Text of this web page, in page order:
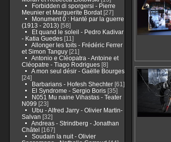
Forbidden di sporgersi - Pierre
Meunier et Marguerite Bordat[27]
Monument 0 : Hanté par la guerre
(1913 - 2013)[58]
Et quand le soleil - Pedro Kadivar
- Katia Guedes[11]
Allonger les toits - Frédéric Ferrer
et Simon Tanguy[21]
Antonio e Cléopatra - Antoine et
Cléopatre - Tiago Rodrigues[8]
A mon seul désir - Gaëlle Bourges
[24]
Barbarians - Hofesh Shechter[61]
El Syndrome - Sergio Boris[35]
N051 Mu naine Vihastas - Teater
N099 [23]
Ubu - Alfred Jarry - Olivier Martin-
Salvan [32]
Andreas - Strindberg - Jonathan
Châtel [167]
Soudain la nuit - Olivier